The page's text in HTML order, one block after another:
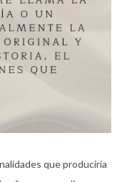
que produciría